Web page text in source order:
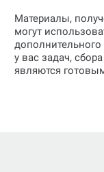
Материалы,
могут
у вас задач,
являются